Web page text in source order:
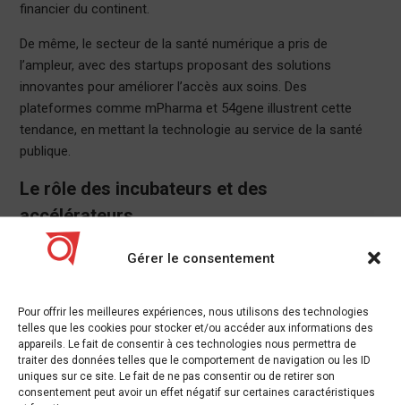
Gérer le consentement
Pour offrir les meilleures expériences, nous utilisons des technologies
telles que les cookies pour stocker et/ou accéder aux informations des
appareils. Le fait de consentir à ces technologies nous permettra de
traiter des données telles que le comportement de navigation ou les ID
uniques sur ce site. Le fait de ne pas consentir ou de retirer son
consentement peut avoir un effet négatif sur certaines caractéristiques
financier du continent.
De même, le secteur de la santé numérique a pris de
l’ampleur, avec des startups proposant des solutions
innovantes pour améliorer l’accès aux soins. Des
plateformes comme mPharma et 54gene illustrent cette
tendance, en mettant la technologie au service de la santé
publique.
Le rôle des incubateurs et des
accélérateurs
Les incubateurs et les accélérateurs jouent un rôle crucial
ont permis à de nombreux entrepreneurs de bénéficier de
mentorat, de financement et d’un réseau professionnel
solide. Ces structures offrent un environnement propice à
l’innovation et à la collaboration.